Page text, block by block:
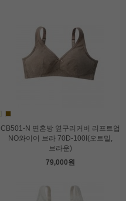
CB501-N 면혼방 옆구리커버 리프트업
NO와이어 브라 70D-100I(오트밀,
브라운)
79,000원